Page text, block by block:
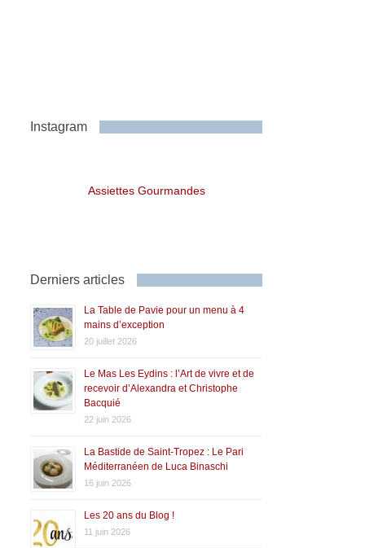
Instagram
Assiettes Gourmandes
Derniers articles
La Table de Pavie pour un menu à 4
mains d’exception
20 juillet 2026
Le Mas Les Eydins : l’Art de vivre et de
recevoir d’Alexandra et Christophe
Bacquié
22 juin 2026
La Bastide de Saint-Tropez : Le Pari
Méditerranéen de Luca Binaschi
16 juin 2026
Les 20 ans du Blog !
11 juin 2026